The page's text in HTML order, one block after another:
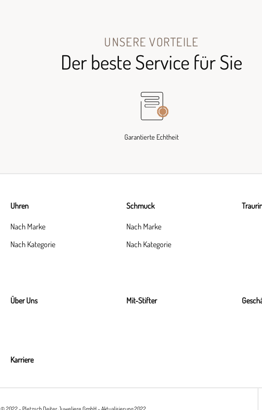
UNSERE VORTEILE
Der beste Service für Sie
Garantierte Echtheit
Uhren
Nach Marke
Nach Kategorie
Schmuck
Nach Marke
Nach Kategorie
Über Uns Mit-Stifter
Karriere